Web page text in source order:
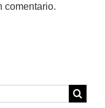
comentario.